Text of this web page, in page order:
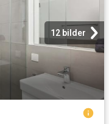
12 bilder